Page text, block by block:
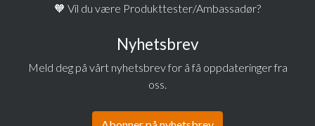
🧡 Vil du være Produkttester/Ambassadør?
Nyhetsbrev
Meld deg på vårt nyhetsbrev for å få oppdateringer fra
oss.